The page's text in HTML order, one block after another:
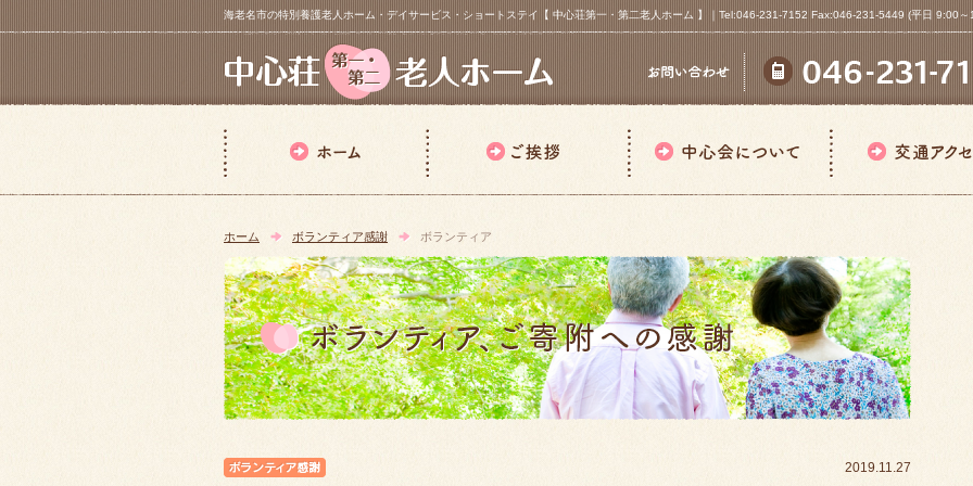
海老名市の特別養護老人ホーム・デイサービス・ショートステイ【 中心荘第一・第二老人ホーム 】｜Tel:046-231-7152 Fax:046-231-5449 (平日 9:00
ホーム ボランティア感謝 ボランティア
2019.11.27